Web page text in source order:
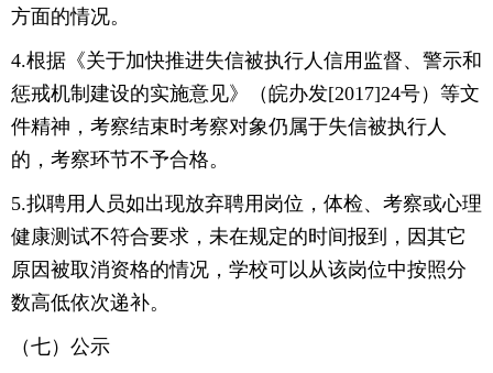
方面的情况。
4.根据《关于加快推进失信被执行人信用监督、警示和
惩戒机制建设的实施意见》（皖办发[2017]24号）等文
件精神，考察结束时考察对象仍属于失信被执行人
的，考察环节不予合格。
5.拟聘用人员如出现放弃聘用岗位，体检、考察或心理
健康测试不符合要求，未在规定的时间报到，因其它
原因被取消资格的情况，学校可以从该岗位中按照分
数高低依次递补。
（七）公示